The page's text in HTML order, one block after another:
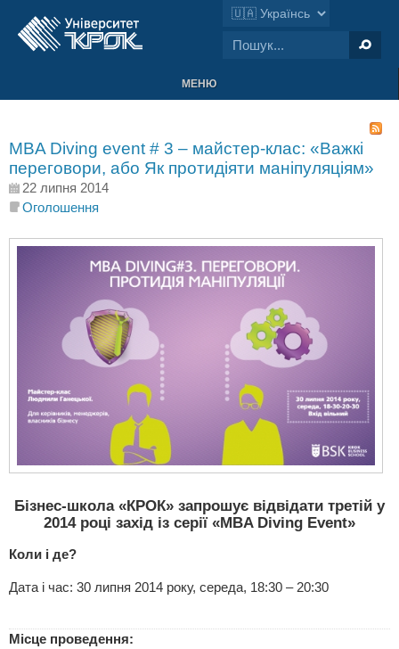
МЕНЮ
MBA Diving еvent # 3 – майстер-клас: «Важкі
переговори, або Як протидіяти маніпуляціям»
22 липня 2014
Оголошення
Бізнес-школа «КРОК» запрошує відвідати третій у
2014 році захід із серії «MBA Diving Event»
Коли і де?
Дата і час: 30 липня 2014 року, середа, 18:30 – 20:30
Місце проведення: